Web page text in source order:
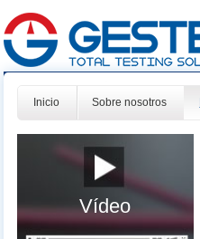
Inicio Sobre nosotros
Vídeo